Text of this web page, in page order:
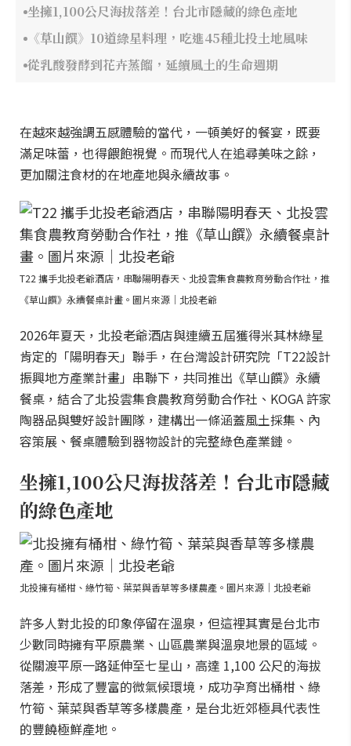
坐擁1,100公尺海拔落差！台北市隱藏的綠色產地
《草山饌》10道綠星料理，吃進45種北投土地風味
從乳酸發酵到花卉蒸餾，延續風土的生命週期
在越來越強調五感體驗的當代，一頓美好的餐宴，既要
滿足味蕾，也得餵飽視覺。而現代人在追尋美味之餘，
更加關注食材的在地產地與永續故事。
T22 攜手北投老爺酒店，串聯陽明春天、北投雲集食農教育勞動合作社，推
《草山饌》永續餐桌計畫。圖片來源｜北投老爺
2026年夏天，北投老爺酒店與連續五屆獲得米其林綠星
肯定的「陽明春天」聯手，在台灣設計研究院「T22設計
振興地方產業計畫」串聯下，共同推出《草山饌》永續
餐桌，結合了北投雲集食農教育勞動合作社、KOGA 許家
陶器品與雙好設計團隊，建構出一條涵蓋風土採集、內
容策展、餐桌體驗到器物設計的完整綠色產業鏈。
坐擁1,100公尺海拔落差！台北市隱藏
的綠色產地
北投擁有桶柑、綠竹筍、葉菜與香草等多樣農產。圖片來源｜北投老爺
許多人對北投的印象停留在溫泉，但這裡其實是台北市
少數同時擁有平原農業、山區農業與溫泉地景的區域。
從關渡平原一路延伸至七星山，高達 1,100 公尺的海拔
落差，形成了豐富的微氣候環境，成功孕育出桶柑、綠
竹筍、葉菜與香草等多樣農產，是台北近郊極具代表性
的豐饒極鮮產地。